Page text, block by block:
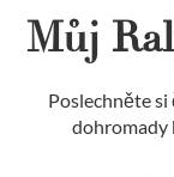
Můj
Poslechněte
dohromady